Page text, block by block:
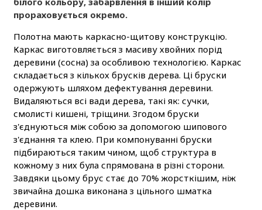
прораховується окремо.
Полотна мають каркасно-щитову конструкцію.
Каркас виготовляється з масиву хвойних порід
деревини (сосна) за особливою технологією. Каркас
складається з кількох брусків дерева. Ці бруски
одержують шляхом дефектування деревини.
Видаляються всі вади дерева, такі як: сучки,
смолисті кишені, тріщини. Згодом бруски
з'єднуються між собою за допомогою шипового
з'єднання та клею. При компонуванні бруски
підбираються таким чином, щоб структура в
кожному з них була спрямована в різні сторони.
Завдяки цьому брус стає до 70% жорсткішим, ніж
звичайна дошка виконана з цільного шматка
деревини.